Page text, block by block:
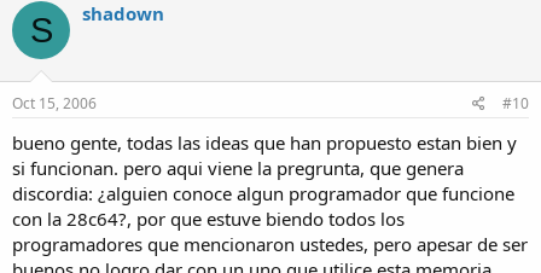
S shadown
Oct 15, 2006 #10
bueno gente, todas las ideas que han propuesto estan bien y
si funcionan. pero aqui viene la pregrunta, que genera
discordia: ¿alguien conoce algun programador que funcione
con la 28c64?, por que estuve biendo todos los
programadores que mencionaron ustedes, pero apesar de ser